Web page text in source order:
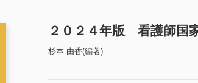
２０２４年版 看護師国
杉本 由香(編著)